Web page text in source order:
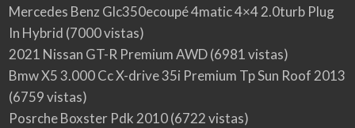
Mercedes Benz Glc350ecoupé 4matic 4×4 2.0turb Plug
In Hybrid (7000 vistas)
2021 Nissan GT-R Premium AWD(6981 vistas)
Bmw X5 3.000 Cc X-drive 35i Premium Tp Sun Roof 2013
(6759 vistas)
Posrche Boxster Pdk 2010(6722 vistas)